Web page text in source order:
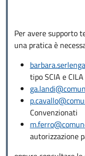
Per avere supporto
una pratica è
tipo SCIA e CILA
Convenzionati
autorizzazione